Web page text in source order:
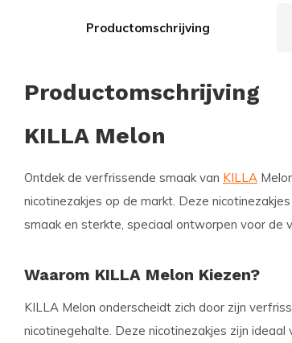
Productomschrijving
Productomschrijving
KILLA Melon
Ontdek de verfrissende smaak van KILLA
nicotinezakjes op de markt. Deze
smaak en sterkte, speciaal ontworpen voor de
Waarom KILLA Melon Kiezen?
KILLA Melon onderscheidt zich door zijn
nicotinegehalte. Deze nicotinezakjes zijn